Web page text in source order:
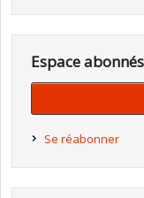
Espace abonnés
Se réabonner